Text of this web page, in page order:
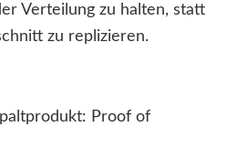
Verteilung zu halten, statt
zu replizieren.
Proof of